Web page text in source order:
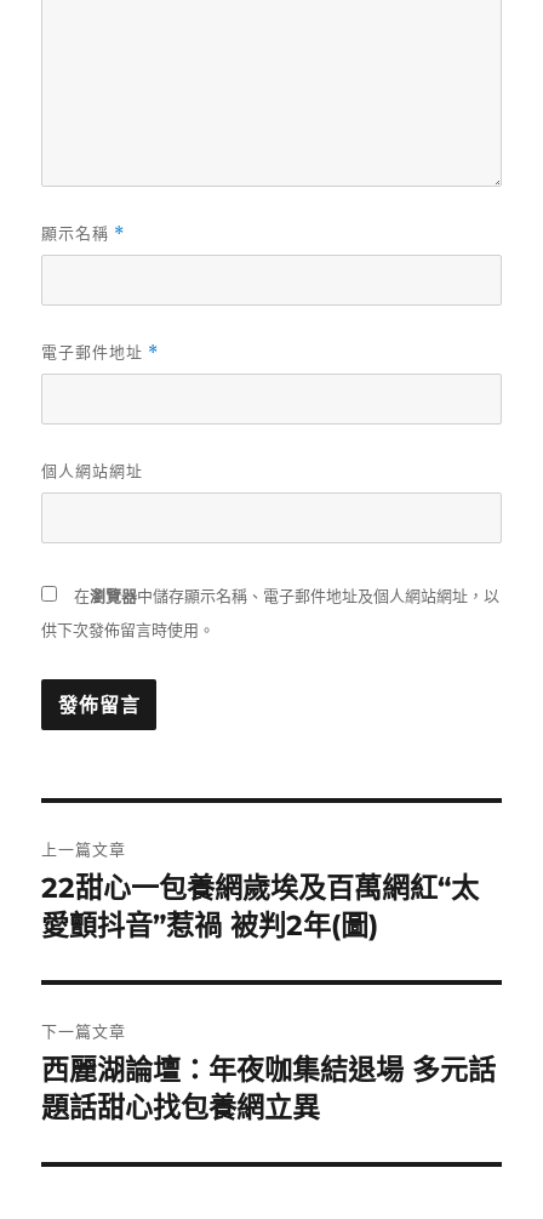
顯示名稱 *
電子郵件地址 *
個人網站網址
在瀏覽器中儲存顯示名稱、電子郵件地址及個人網站網址，以
供下次發佈留言時使用。
章
導
覽
上一篇文章
上
一
文
章:
22甜心一包養網歲埃及百萬網紅“太
愛顫抖音”惹禍 被判2年(圖)
下一篇文章
下
一
文
西麗湖論壇：年夜咖集結退場 多元話
題話甜心找包養網立異